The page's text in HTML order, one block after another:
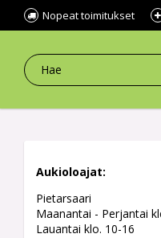
Nopeat toimitukset
Aukioloajat:
Pietarsaari
Maanantai - Perjantai
Lauantai klo. 10-16